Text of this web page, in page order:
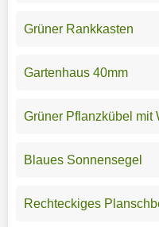
Grüner Rankkasten
Gartenhaus 40mm
Grüner Pflanzkübel mit
Blaues Sonnensegel
Rechteckiges